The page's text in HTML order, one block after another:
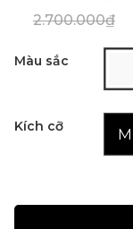
2.700.000₫
Màu sắc
Kích cỡ M